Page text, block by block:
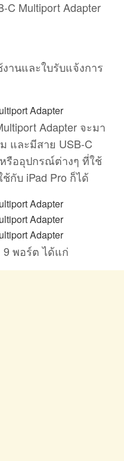
Multiport Adapter
านและใบรับแจ้งการ
Adapter จะมา
และมีสาย USB-C
รืออุปกรณ์ต่างๆ ที่ใช้
กับ iPad Pro ก็ได้
พอร์ต ได้แก่